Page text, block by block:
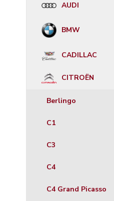
AUDI
BMW
CADILLAC
CITROËN
Berlingo
C1
C3
C4
C4 Grand Picasso